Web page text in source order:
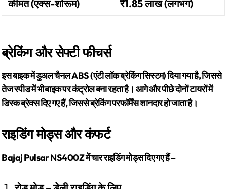
कीमत (एक्स-शोरूम) ₹1.85 लाख (लगभग)
ब्रेकिंग और सेफ्टी फीचर्स
इस बाइक में डुअल चैनल ABS (एंटी लॉक ब्रेकिंग सिस्टम) दिया गया है, जिससे
तेज स्पीड में भी बाइक पर कंट्रोल बना रहता है। आगे और पीछे दोनों टायरों में
डिस्क ब्रेक्स दिए गए हैं, जिससे ब्रेकिंग परफॉर्मेंस शानदार हो जाता है।
राइडिंग मोड्स और कंफर्ट
Bajaj Pulsar NS400Z में चार राइडिंग मोड्स दिए गए हैं –